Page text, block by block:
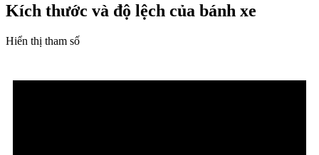
Kích thước và độ lệch của bánh xe
Hiển thị tham số